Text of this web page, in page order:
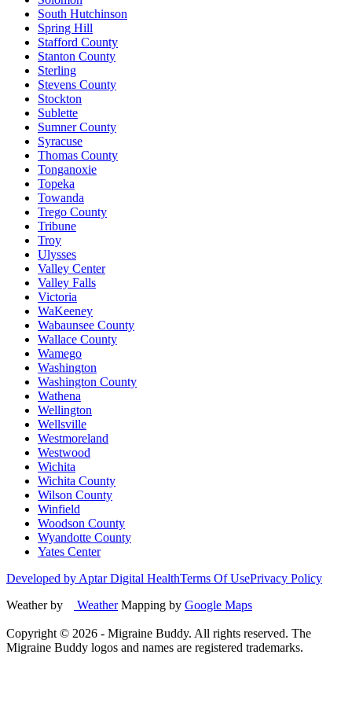
South Hutchinson
Spring Hill
Stafford County
Stanton County
Sterling
Stevens County
Stockton
Sublette
Sumner County
Syracuse
Thomas County
Tonganoxie
Topeka
Towanda
Trego County
Tribune
Troy
Ulysses
Valley Center
Valley Falls
Victoria
WaKeeney
Wabaunsee County
Wallace County
Wamego
Washington
Washington County
Wathena
Wellington
Wellsville
Westmoreland
Westwood
Wichita
Wichita County
Wilson County
Winfield
Woodson County
Wyandotte County
Yates Center
Developed by Aptar Digital HealthTerms Of UsePrivacy Policy
Weather by
WeatherMapping by Google Maps
Copyright © 2026 - Migraine Buddy. All rights reserved. The
Migraine Buddy logos and names are registered trademarks.